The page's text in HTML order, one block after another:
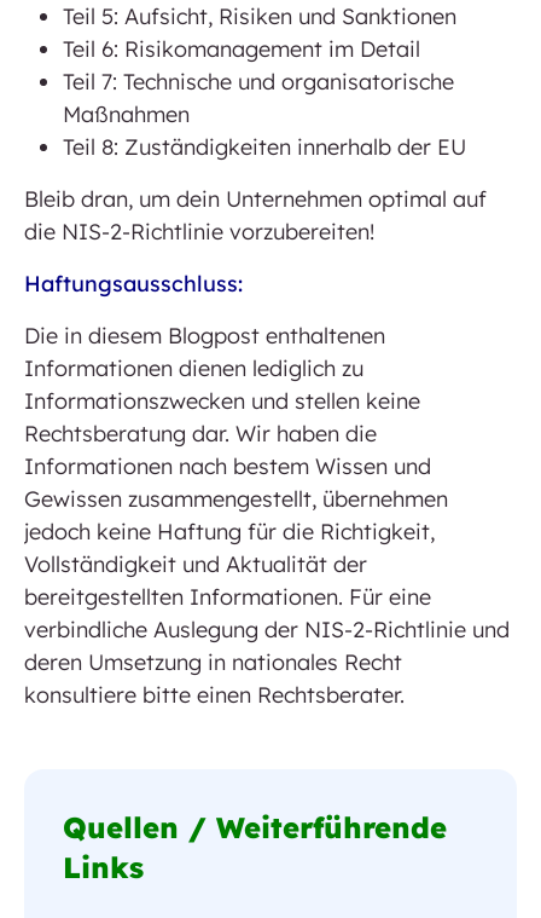
Teil 5: Aufsicht, Risiken und Sanktionen
Teil 6: Risikomanagement im Detail
Teil 7: Technische und organisatorische
Maßnahmen
Teil 8: Zuständigkeiten innerhalb der EU
Bleib dran, um dein Unternehmen optimal auf
die NIS-2-Richtlinie vorzubereiten!
Haftungsausschluss:
Die in diesem Blogpost enthaltenen
Informationen dienen lediglich zu
Informationszwecken und stellen keine
Rechtsberatung dar. Wir haben die
Informationen nach bestem Wissen und
Gewissen zusammengestellt, übernehmen
jedoch keine Haftung für die Richtigkeit,
Vollständigkeit und Aktualität der
bereitgestellten Informationen. Für eine
verbindliche Auslegung der NIS-2-Richtlinie und
deren Umsetzung in nationales Recht
konsultiere bitte einen Rechtsberater.
Quellen / Weiterführende
Links